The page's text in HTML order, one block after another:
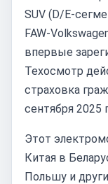
SUV (D/E-
FAW-
впервые
Техосмотр
страховка
сентября 2025
Этот
Китая в
Польшу и